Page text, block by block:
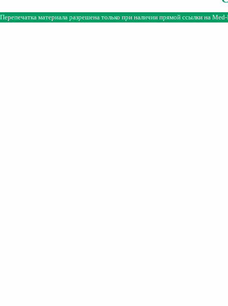
Перепечатка материала разрешена только при наличии прямой ссылки на